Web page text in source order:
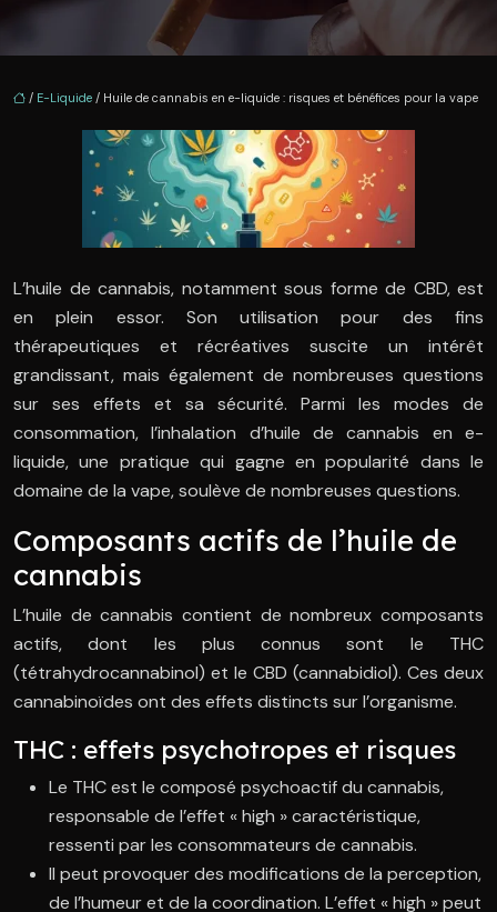
/ E-Liquide / Huile de cannabis en e-liquide : risques et bénéfices pour la vape
L’huile de cannabis, notamment sous forme de CBD, est
en plein essor. Son utilisation pour des fins
thérapeutiques et récréatives suscite un intérêt
grandissant, mais également de nombreuses questions
sur ses effets et sa sécurité. Parmi les modes de
consommation, l’inhalation d’huile de cannabis en e-
liquide, une pratique qui gagne en popularité dans le
domaine de la vape, soulève de nombreuses questions.
Composants actifs de l’huile de
cannabis
L’huile de cannabis contient de nombreux composants
actifs, dont les plus connus sont le THC
(tétrahydrocannabinol) et le CBD (cannabidiol). Ces deux
cannabinoïdes ont des effets distincts sur l’organisme.
THC : effets psychotropes et risques
Le THC est le composé psychoactif du cannabis,
responsable de l’effet « high » caractéristique,
ressenti par les consommateurs de cannabis.
Il peut provoquer des modifications de la perception,
de l’humeur et de la coordination. L’effet « high » peut